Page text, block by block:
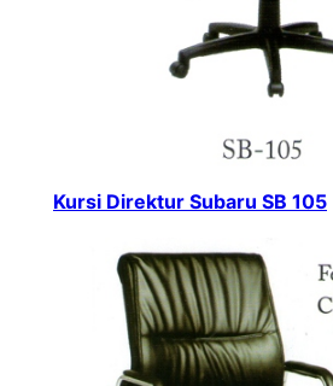
Kursi Direktur Subaru SB 105